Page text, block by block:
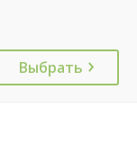
Выбрать